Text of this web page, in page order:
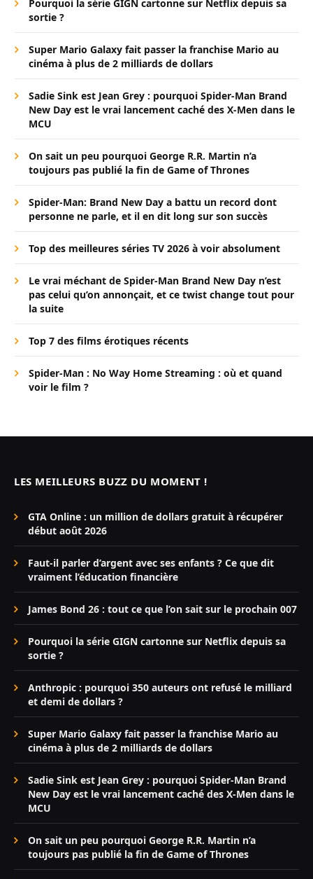
Pourquoi la série GIGN cartonne sur Netflix depuis sa
sortie ?
Super Mario Galaxy fait passer la franchise Mario au
cinéma à plus de 2 milliards de dollars
Sadie Sink est Jean Grey : pourquoi Spider-Man Brand
New Day est le vrai lancement caché des X-Men dans le
MCU
On sait un peu pourquoi George R.R. Martin n’a
toujours pas publié la fin de Game of Thrones
Spider-Man: Brand New Day a battu un record dont
personne ne parle, et il en dit long sur son succès
Top des meilleures séries TV 2026 à voir absolument
Le vrai méchant de Spider-Man Brand New Day n’est
pas celui qu’on annonçait, et ce twist change tout pour
la suite
Top 7 des films érotiques récents
Spider-Man : No Way Home Streaming : où et quand
voir le film ?
LES MEILLEURS BUZZ DU MOMENT !
GTA Online : un million de dollars gratuit à récupérer
début août 2026
Faut-il parler d’argent avec ses enfants ? Ce que dit
vraiment l’éducation financière
James Bond 26 : tout ce que l’on sait sur le prochain 007
Pourquoi la série GIGN cartonne sur Netflix depuis sa
sortie ?
Anthropic : pourquoi 350 auteurs ont refusé le milliard
et demi de dollars ?
Super Mario Galaxy fait passer la franchise Mario au
cinéma à plus de 2 milliards de dollars
Sadie Sink est Jean Grey : pourquoi Spider-Man Brand
New Day est le vrai lancement caché des X-Men dans le
MCU
On sait un peu pourquoi George R.R. Martin n’a
toujours pas publié la fin de Game of Thrones